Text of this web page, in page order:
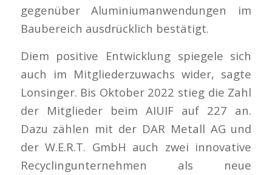
gegenüber Aluminiumanwendungen im
Baubereich ausdrücklich bestätigt.
Diem positive Entwicklung spiegele sich
auch im Mitgliederzuwachs wider, sagte
Lonsinger. Bis Oktober 2022 stieg die Zahl
der Mitglieder beim AIUIF auf 227 an.
Dazu zählen mit der DAR Metall AG und
der W.E.R.T. GmbH auch zwei innovative
Recyclingunternehmen als neue